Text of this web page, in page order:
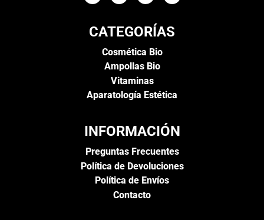
CATEGORÍAS
Cosmética Bio
Ampollas Bio
Vitaminas
Aparatología Estética
INFORMACIÓN
Preguntas Frecuentes
Política de Devoluciones
Política de Envíos
Contacto